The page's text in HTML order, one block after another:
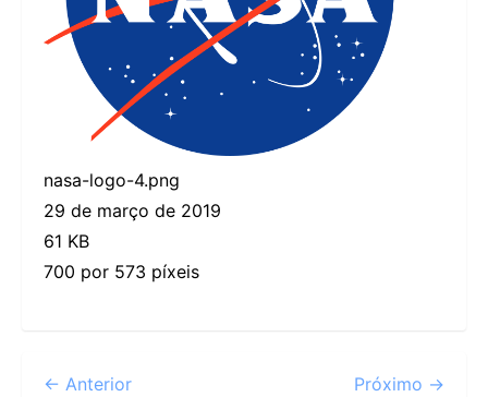
nasa-logo-4.png
29 de março de 2019
61 KB
700 por 573 píxeis
← Anterior Próximo →